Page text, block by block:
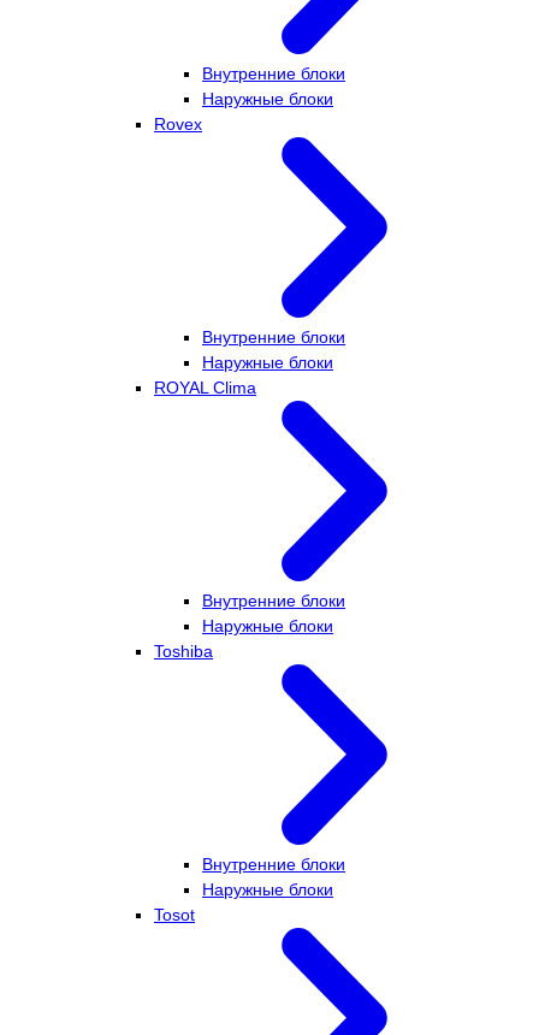
Внутренние блоки
Наружные блоки
Rovex
Внутренние блоки
Наружные блоки
ROYAL Clima
Внутренние блоки
Наружные блоки
Toshiba
Внутренние блоки
Наружные блоки
Tosot